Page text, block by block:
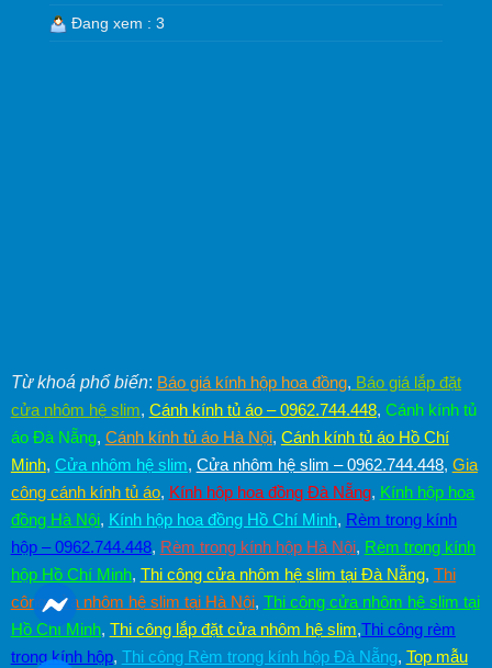
Đang xem : 3
Từ khoá phổ biến: Báo giá kính hộp hoa đồng, Báo giá lắp đặt
cửa nhôm hệ slim, Cánh kính tủ áo – 0962.744.448, Cánh kính tủ
áo Đà Nẵng, Cánh kính tủ áo Hà Nội, Cánh kính tủ áo Hồ Chí
Minh, Cửa nhôm hệ slim, Cửa nhôm hệ slim – 0962.744.448, Gia
công cánh kính tủ áo, Kính hộp hoa đồng Đà Nẵng, Kính hộp hoa
đồng Hà Nội, Kính hộp hoa đồng Hồ Chí Minh, Rèm trong kính
hộp – 0962.744.448, Rèm trong kính hộp Hà Nội, Rèm trong kính
hộp Hồ Chí Minh, Thi công cửa nhôm hệ slim tại Đà Nẵng, Thi
công cửa nhôm hệ slim tại Hà Nội, Thi công cửa nhôm hệ slim tại
Hồ Chí Minh, Thi công lắp đặt cửa nhôm hệ slim,Thi công rèm
trong kính hộp, Thi công Rèm trong kính hộp Đà Nẵng, Top mẫu